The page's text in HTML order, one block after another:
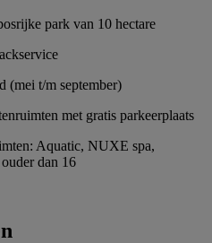
park van 10 hectare
(mei t/m september)
met gratis parkeerplaats
Aquatic, NUXE spa,
dan 16